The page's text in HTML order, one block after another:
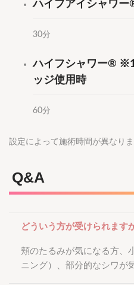
ハイフアイシャワー
30分
ハイフシャワー®
ッジ使用時
60分
設定によって施術時間が異なりま
Q&A
どういう方が受けられます
頬のたるみが気になる方、
ニング）、部分的なシワが